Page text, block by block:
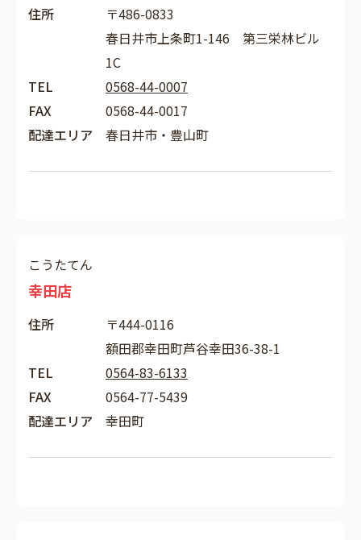
住所
〒486-0833
春日井市上条町1-146 第三栄林ビル
1C
TEL
0568-44-0007
FAX
0568-44-0017
配達エリア
春日井市・豊山町
こうたてん
幸田店
住所
〒444-0116
額田郡幸田町芦谷幸田36-38-1
TEL
0564-83-6133
FAX
0564-77-5439
配達エリア
幸田町